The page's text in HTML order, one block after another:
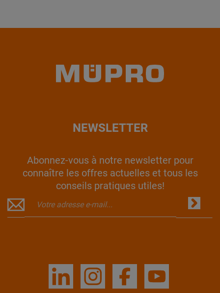
NEWSLETTER
Abonnez-vous à notre newsletter pour
connaître les offres actuelles et tous les
conseils pratiques utiles!